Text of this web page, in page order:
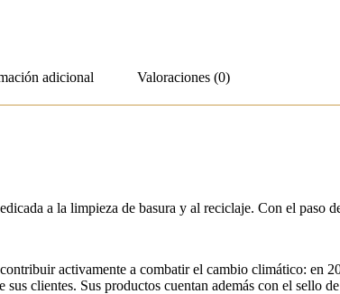
adicional Valoraciones (0)
a la limpieza de basura y al reciclaje. Con el paso
activamente a combatir el cambio climático: en
clientes. Sus productos cuentan además con el sello